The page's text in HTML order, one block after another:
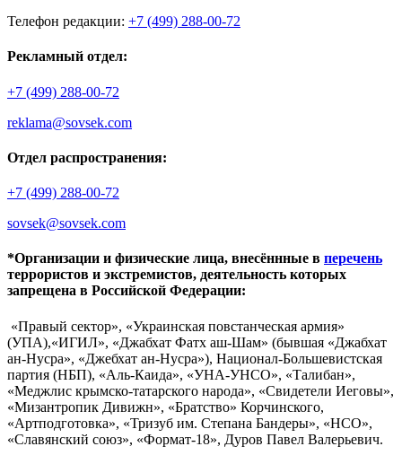
Телефон редакции: +7 (499) 288-00-72
Рекламный отдел:
+7 (499) 288-00-72
reklama@sovsek.com
Отдел распространения:
+7 (499) 288-00-72
sovsek@sovsek.com
*Организации и физические лица, внесённные в перечень
террористов и экстремистов, деятельность которых
запрещена в Российской Федерации:
«Правый сектор», «Украинская повстанческая армия»
(УПА),«ИГИЛ», «Джабхат Фатх аш-Шам» (бывшая «Джабхат
ан-Нусра», «Джебхат ан-Нусра»), Национал-Большевистская
партия (НБП), «Аль-Каида», «УНА-УНСО», «Талибан»,
«Меджлис крымско-татарского народа», «Свидетели Иеговы»,
«Мизантропик Дивижн», «Братство» Корчинского,
«Артподготовка», «Тризуб им. Степана Бандеры», «НСО»,
«Славянский союз», «Формат-18», Дуров Павел Валерьевич.